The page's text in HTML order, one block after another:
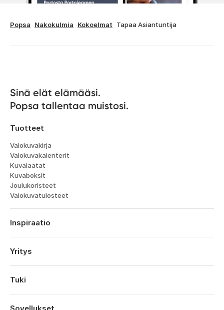
Popsa Nakokulmia Kokoelmat Tapaa Asiantuntija
Sinä elät elämääsi.
Popsa tallentaa muistosi.
Tuotteet
Valokuvakirja
Valokuvakalenterit
Kuvalaatat
Kuvaboksit
Joulukoristeet
Valokuvatulosteet
Inspiraatio
Matka
Häät
Vuosipaivat
Yritys
Tietoa
Ominaisuudet
Tuki
Kirjaudu sisään
Tilaushistoria